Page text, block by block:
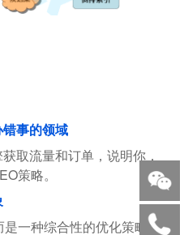
事的领域
取流量和订单，说明你，
策略。
一种综合性的优化策略。